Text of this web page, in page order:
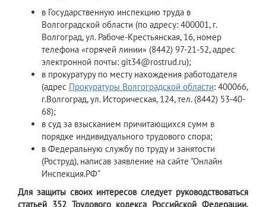
в Государственную инспекцию труда в
Волгоградской области (по адресу: 400001, г.
Волгоград, ул. Рабоче-Крестьянская, 16, номер
телефона «горячей линии» (8442) 97-21-52, адрес
электронной почты: git34@rostrud.ru);
в прокуратуру по месту нахождения работодателя
(адрес Прокуратуры Волгоградской области: 400066,
г.Волгоград, ул. Историческая, 124, тел. (8442) 53-40-
68);
в суд за взысканием причитающихся сумм в
порядке индивидуального трудового спора;
в Федеральную службу по труду и занятости
(Роструд), написав заявление на сайте "Онлайн
Инспекция.РФ"
Для защиты своих интересов следует руководствоваться
статьей 352 Трудового кодекса Российской Федерации,